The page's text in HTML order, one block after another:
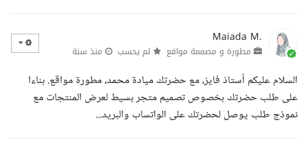
Maiada M.
مطورة و مصممة مواقع لم يحسب منذ سنة
السلام عليكم أستاذ فايز، مع حضرتك ميادة محمد، مطورة مواقع. بناءا
على طلب حضرتك بخصوص تصميم متجر بسيط لعرض المنتجات مع
نموذج طلب يوصل لحضرتك على الواتساب والبريد...